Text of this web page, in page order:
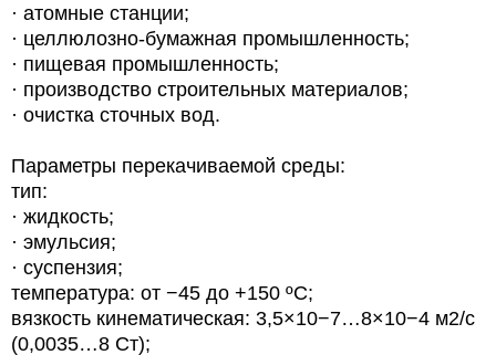
· атомные станции;
· целлюлозно-бумажная промышленность;
· пищевая промышленность;
· производство строительных материалов;
· очистка сточных вод.
Параметры перекачиваемой среды:
тип:
· жидкость;
· эмульсия;
· суспензия;
температура: от −45 до +150 ºС;
вязкость кинематическая: 3,5×10−7…8×10−4 м2/с
(0,0035…8 Ст);